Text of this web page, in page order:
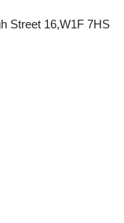
Street 16,W1F 7HS